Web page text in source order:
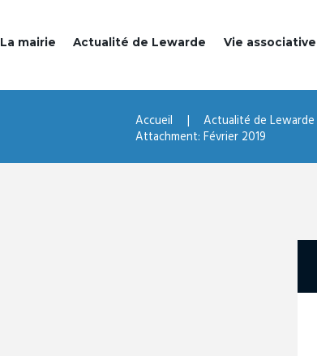
La mairie Actualité de Lewarde Vie associative
Accueil Actualité de Lewarde
Attachment: Février 2019